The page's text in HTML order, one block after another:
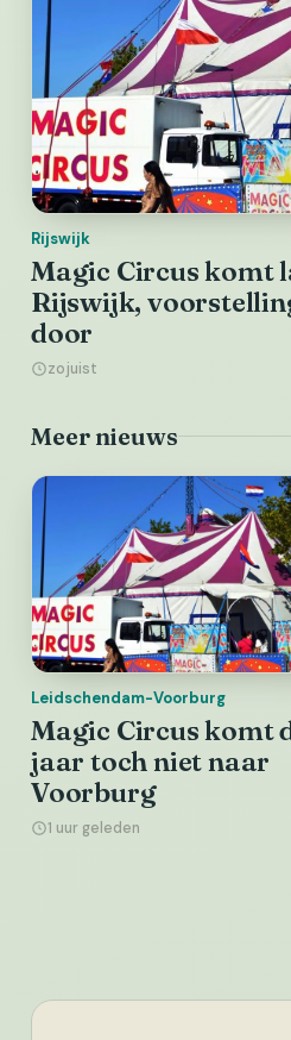
Rijswijk
Magic Circus komt
Rijswijk,
door
zojuist
Meer nieuws
Leidschendam-Voorburg
Magic Circus komt
jaar toch niet naar
Voorburg
1 uur geleden